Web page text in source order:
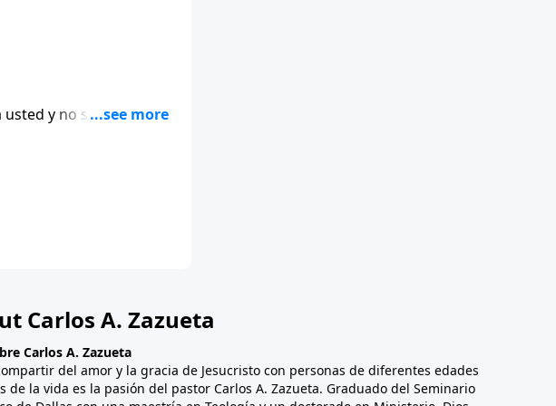
usted y no solamente
De hecho,
Carlos A. Zazueta
Carlos A. Zazueta
del amor y la gracia de Jesucristo con personas de diferentes edades
de la vida es la pasión del pastor Carlos A. Zazueta. Graduado del Seminario